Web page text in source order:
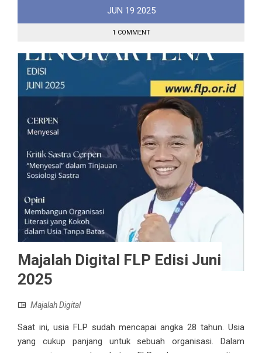
JUN 19 2025
1 COMMENT
Majalah Digital FLP Edisi Juni
2025
Majalah Digital
Saat ini, usia FLP sudah mencapai angka 28 tahun. Usia
yang cukup panjang untuk sebuah organisasi. Dalam